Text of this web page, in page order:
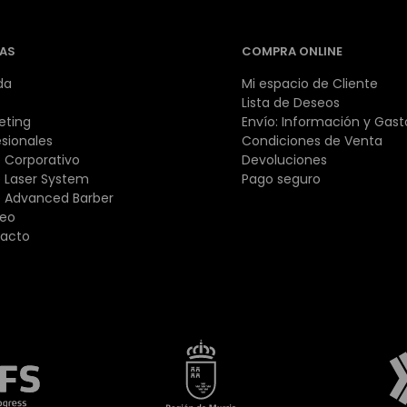
Corporativo
Laser System
Advanced Barber
COMPRA ONLINE
Mi espacio de Cliente
Lista de Deseos
Envío: Información y
Condiciones de Venta
Devoluciones
Pago seguro